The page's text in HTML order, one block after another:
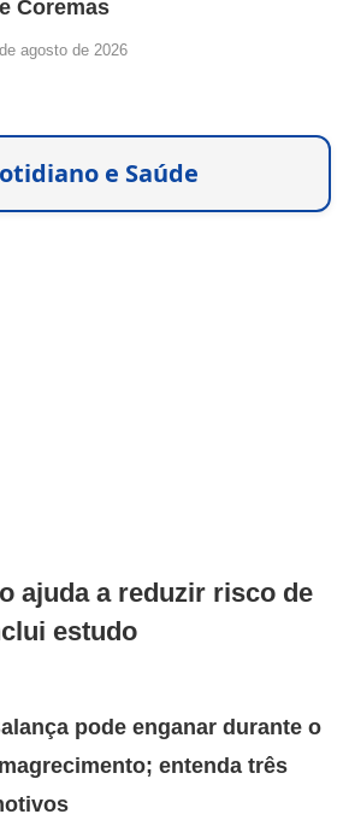
Coremas
agosto de 2026
e Saúde
ajuda a reduzir risco de
estudo
pode enganar durante o
entenda três